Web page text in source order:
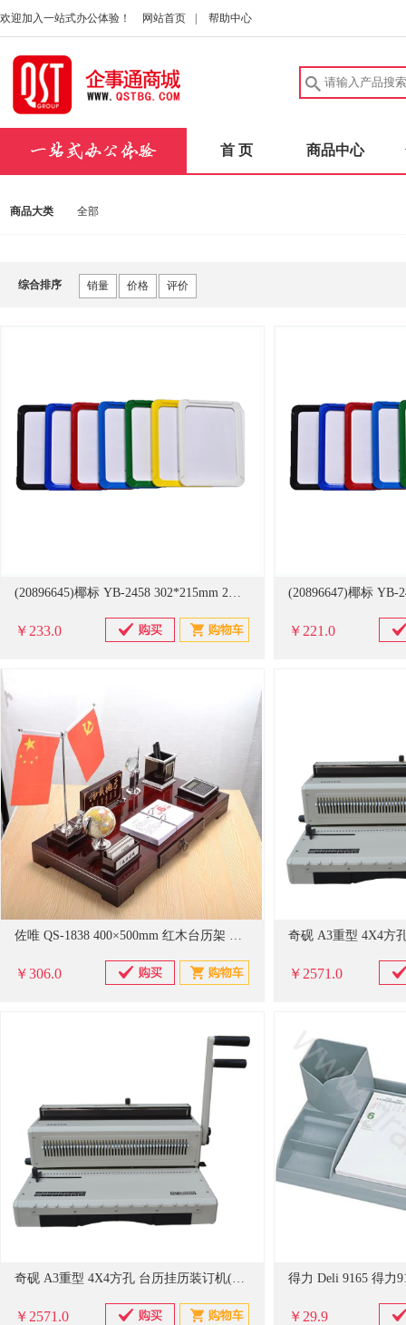
欢迎加入一站式办公体验！ 网站首页 帮助中心
首 页 商品中心
商品大类 全部
综合排序 销量 价格 评价
(20896645)椰标 YB-2458 302*215mm 2个磁铁A4*10个/包 磁性标识牌 多色可选(单位：包)
￥233.0 ￥221.0
佐唯 QS-1838 400×500mm 红木台历架 （单位：个）
￥306.0 ￥2571.0
奇砚 A3重型 4X4方孔 台历挂历装订机(计价单位：台)
￥2571.0 ￥29.9